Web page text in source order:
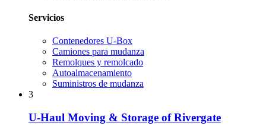
Servicios
Contenedores U-Box
Camiones para mudanza
Remolques y remolcado
Autoalmacenamiento
Suministros de mudanza
3
U-Haul Moving & Storage of Rivergate